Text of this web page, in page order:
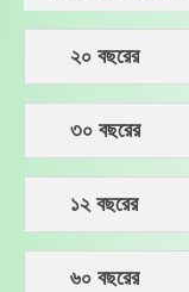
২০ বছরের
৩০ বছরের
১২ বছরের
৬০ বছরের